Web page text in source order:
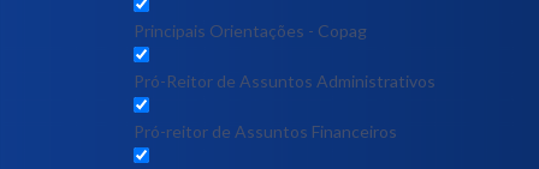
Principais Orientações - Copag
Pró-Reitor de Assuntos Administrativos
Pró-reitor de Assuntos Financeiros